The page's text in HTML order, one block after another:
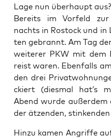
Lage nun über­haupt aus?
Bereits im Vor­feld
nachts in Ros­tock und
ten gebrannt. Am Tag
wei­te­rer PKW mit dem
reist waren. Eben­falls
den drei
ckiert (dies­mal hat’s
Abend wur­de
der ätzen­den,
Hin­zu kamen Angrif­fe